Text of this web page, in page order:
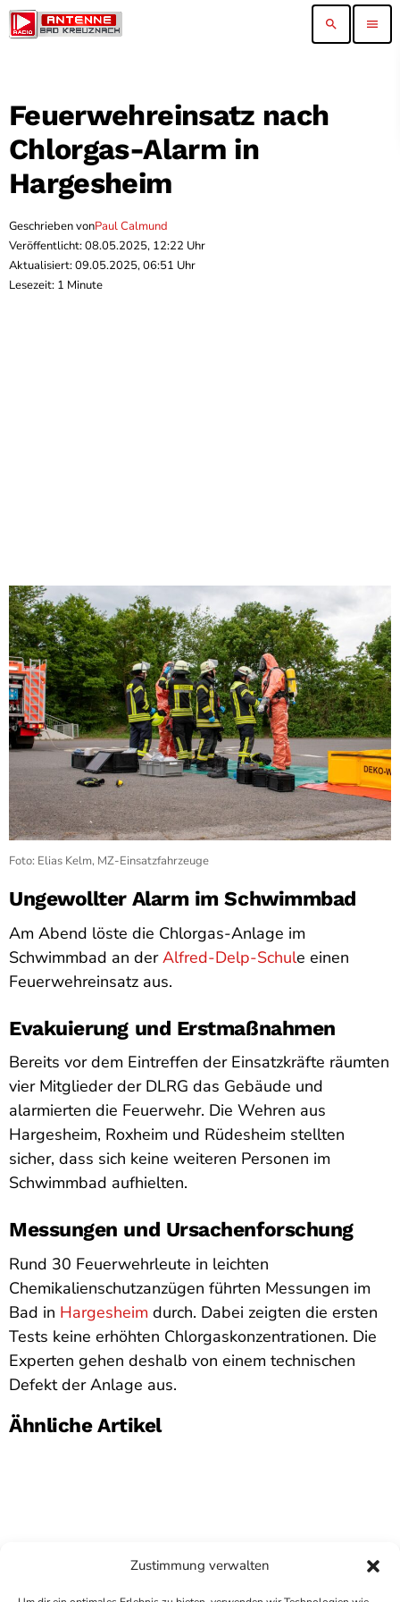
Zustimmung verwalten
search menu
Feuerwehreinsatz nach
Chlorgas-Alarm in
Hargesheim
Geschrieben vonPaul Calmund
Veröffentlicht: 08.05.2025, 12:22 Uhr
Aktualisiert: 09.05.2025, 06:51 Uhr
Lesezeit: 1 Minute
Foto: Elias Kelm, MZ-Einsatzfahrzeuge
Ungewollter Alarm im Schwimmbad
Am Abend löste die Chlorgas-Anlage im
Schwimmbad an derAlfred-Delp-Schule einen
Feuerwehreinsatz aus.
Evakuierung und Erstmaßnahmen
Bereits vor dem Eintreffen der Einsatzkräfte räumten
vier Mitglieder der DLRG das Gebäude und
alarmierten die Feuerwehr. Die Wehren aus
Hargesheim, Roxheim und Rüdesheim stellten
sicher, dass sich keine weiteren Personen im
Schwimmbad aufhielten.
Messungen und Ursachenforschung
Rund 30 Feuerwehrleute in leichten
Chemikalienschutzanzügen führten Messungen im
Bad in Hargesheim durch. Dabei zeigten die ersten
Tests keine erhöhten Chlorgaskonzentrationen. Die
Experten gehen deshalb von einem technischen
Defekt der Anlage aus.
Ähnliche Artikel